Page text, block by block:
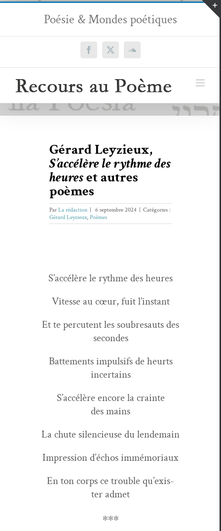
Passer
contenu
Poésie & Mondes poétiques
Facebook
X SoundCloud
Gérard Leyzieux,
S’accélère le rythme des
heureset autres
poèmes
ParLa rédaction 6 septembre 2024
Catégories :
Gérard Leyzieux, Poèmes
S’ac­célère le rythme des heures
Vitesse au cœur, fuit l’instant
Et te per­cu­tent les soubre­sauts des
secondes
Bat­te­ments impul­sifs de heurts
incertains
S’ac­célère encore la crainte
des mains
La chute silen­cieuse du lendemain
Impres­sion d’é­chos immémoriaux
En ton corps ce trou­ble qu’ex­is­
ter admet
∗∗∗